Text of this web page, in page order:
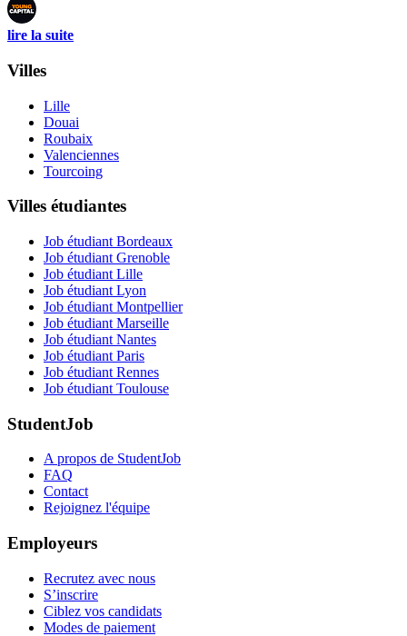
lire la suite
Villes
Lille
Douai
Roubaix
Valenciennes
Tourcoing
Villes étudiantes
Job étudiant Bordeaux
Job étudiant Grenoble
Job étudiant Lille
Job étudiant Lyon
Job étudiant Montpellier
Job étudiant Marseille
Job étudiant Nantes
Job étudiant Paris
Job étudiant Rennes
Job étudiant Toulouse
StudentJob
A propos de StudentJob
FAQ
Contact
Rejoignez l'équipe
Employeurs
Recrutez avec nous
S’inscrire
Ciblez vos candidats
Modes de paiement